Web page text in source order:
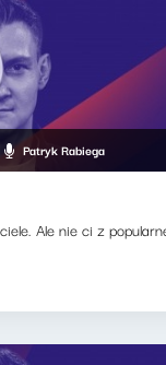
Patryk Rabiega
Ale nie ci z